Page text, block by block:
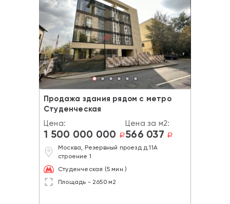
Продажа здания рядом с метро
Студенческая
Цена:
1 500 000 000 a
Цена за м2:
566 037 a
Москва, Резервный проезд д.11А
строение 1
Студенческая (5 мин.)
Площадь - 2650 м2